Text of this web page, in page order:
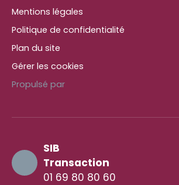
Mentions légales
Politique de confidentialité
Plan du site
Gérer les cookies
Propulsé par
SIB
Transaction
01 69 80 80 60